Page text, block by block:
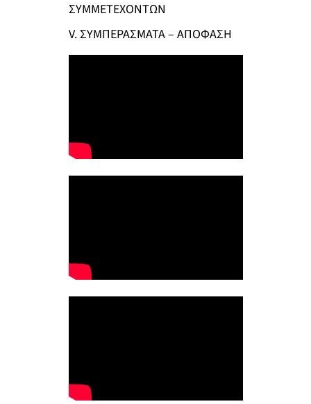
ΣΥΜΜΕΤΕΧΟΝΤΩΝ
V. ΣΥΜΠΕΡΑΣΜΑΤΑ – ΑΠΟΦΑΣΗ